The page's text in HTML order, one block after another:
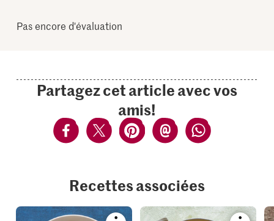
Pas encore d'évaluation
Partagez cet article avec vos
amis!
Recettes associées